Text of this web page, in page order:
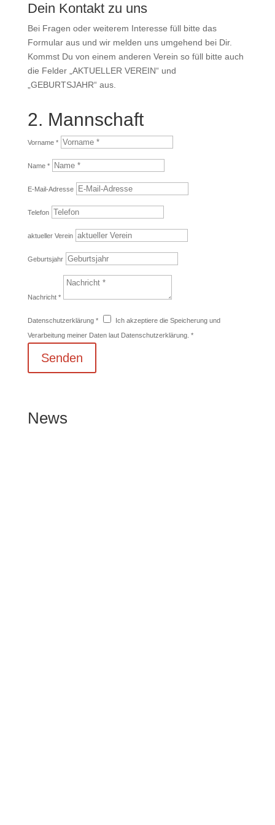
Dein Kontakt zu uns
Bei Fragen oder weiterem Interesse füll bitte das
Formular aus und wir melden uns umgehend bei Dir.
Kommst Du von einem anderen Verein so füll bitte auch
die Felder „AKTUELLER VEREIN“ und
„GEBURTSJAHR“ aus.
2. Mannschaft
Vorname *
Name *
E-Mail-Adresse
Telefon
aktueller Verein
Geburtsjahr
Nachricht *
Datenschutzerklärung *
Ich akzeptiere die Speicherung und
Verarbeitung meiner Daten laut Datenschutzerklärung. *
Senden
News